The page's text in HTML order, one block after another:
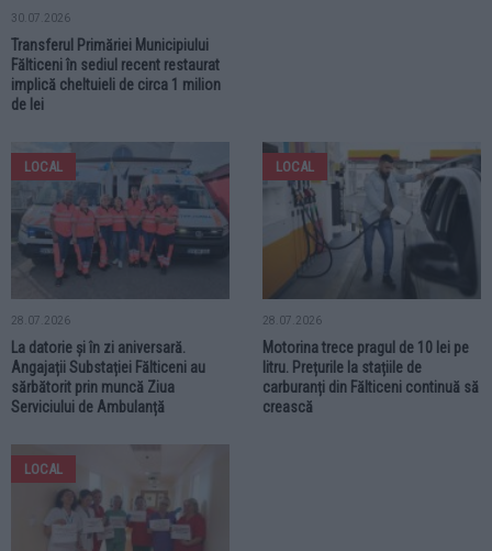
30.07.2026
Transferul Primăriei Municipiului
Fălticeni în sediul recent restaurat
implică cheltuieli de circa 1 milion
de lei
LOCAL
28.07.2026
La datorie și în zi aniversară.
Angajații Substației Fălticeni au
sărbătorit prin muncă Ziua
Serviciului de Ambulanță
LOCAL
28.07.2026
Motorina trece pragul de 10 lei pe
litru. Prețurile la stațiile de
carburanți din Fălticeni continuă să
crească
LOCAL